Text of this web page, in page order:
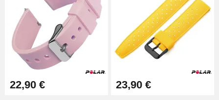
22,90 € 23,90 €